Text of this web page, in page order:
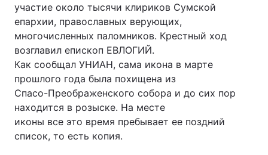
Цікавинки
Екологія Регіони
Лонгріди
Відео з Youtube Статті
Архів
участие около тысячи клириков Сумской
епархии, православных верующих,
многочисленных паломников. Крестный ход
возглавил епископ ЕВЛОГИЙ.
Как сообщал УНИАН, сама икона в марте
прошлого года была похищена из
Спасо-Преображенского собора и до сих пор
находится в розыске. На месте
иконы все это время пребывает ее поздний
список, то есть копия.